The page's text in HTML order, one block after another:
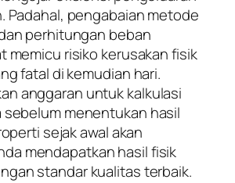
Padahal, pengabaian metode
perhitungan beban
memicu risiko kerusakan fisik
fatal di kemudian hari.
anggaran untuk kalkulasi
sebelum menentukan hasil
sejak awal akan
mendapatkan hasil fisik
standar kualitas terbaik.